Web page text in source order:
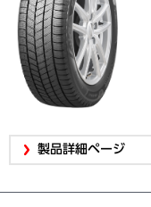
製品詳細ページ